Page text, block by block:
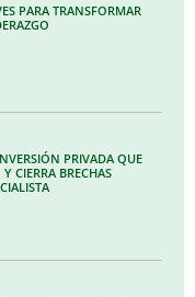
PARA TRANSFORMAR
PRIVADA QUE
CIERRA BRECHAS